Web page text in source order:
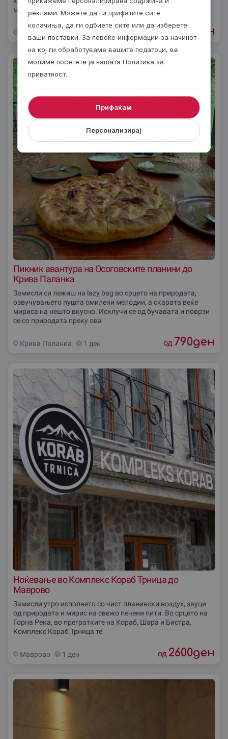
метеж и уживај во
7050 ден
Пикник авантура на Осоговските планини до
Крива Паланка
Замисли си лежиш на lazy bag во срцето на природата,
озвучувањето пушта омилени мелодии, а скарата веќе
мириса на нешто вкусно. Исклучи се од бучавата и поврзи
се со природата преку ова
Крива Паланка 1 ден од 790ден
Ноќевање во Комплекс Кораб Трница до
Маврово
Замисли утро исполнето со чист планински воздух, звуци
од природата и мирис на свежо печени пити. Во срцето на
Горна Река, во прегратките на Кораб, Шара и Бистра,
Комплекс Кораб Трница те
Маврово 1 ден од 2600ден
реклами. Можете да ги прифатите сите
колачиња, да ги одбиете сите или да изберете
ваши поставки. За повеќе информации за начинот
на кој ги обработуваме вашите податоци, ве
молиме посетете ја нашата Политика за
приватност.
Персонализирај
Прифаќам